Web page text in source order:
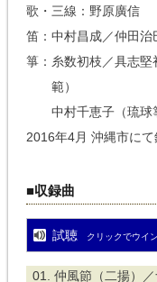
歌・三線：野原廣信
笛：中村昌成／仲田治
箏：糸数初枝／具志
範）
中村千恵子（琉球
2016年4月 沖縄市にて
■収録曲
試聴クリックでウイン
01. 仲風節（二揚）／